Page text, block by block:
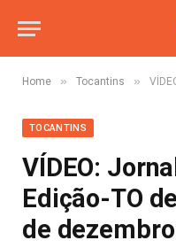
Home » Tocantins » VÍDEO:
TOCANTINS
VÍDEO:
Edição-TO
de